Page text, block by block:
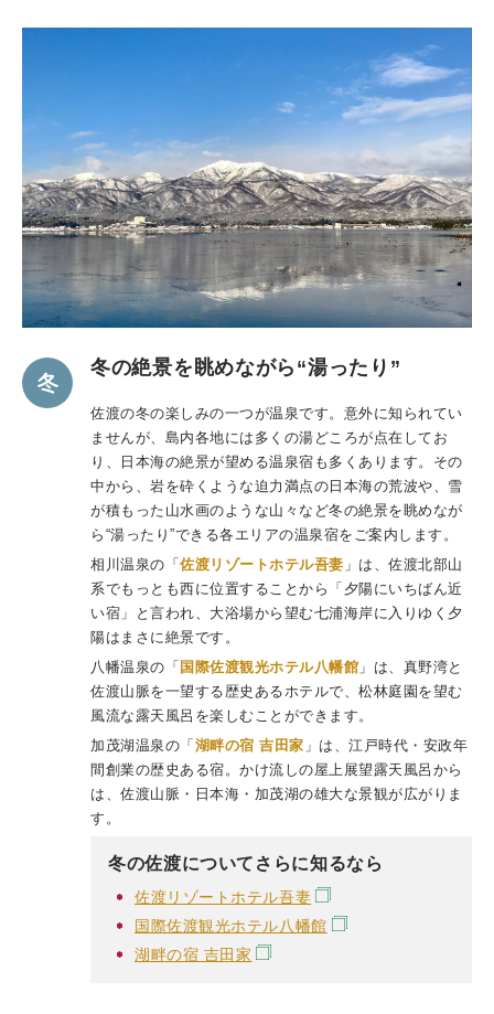
冬の絶景を眺めながら“湯ったり”
佐渡の冬の楽しみの一つが温泉です。意外に知られてい
ませんが、島内各地には多くの湯どころが点在してお
り、日本海の絶景が望める温泉宿も多くあります。その
中から、岩を砕くような迫力満点の日本海の荒波や、雪
が積もった山水画のような山々など冬の絶景を眺めなが
ら“湯ったり”できる各エリアの温泉宿をご案内します。
相川温泉の「佐渡リゾートホテル吾妻 」は、佐渡北部山
系でもっとも西に位置することから「夕陽にいちばん近
い宿」と言われ、大浴場から望む七浦海岸に入りゆく夕
陽はまさに絶景です。
八幡温泉の「 国際佐渡観光ホテル八幡館 」は、真野湾と
佐渡山脈を一望する歴史あるホテルで、松林庭園を望む
風流な露天風呂を楽しむことができます。
加茂湖温泉の「 湖畔の宿 吉田家 」は、江戸時代・安政年
間創業の歴史ある宿。かけ流しの屋上展望露天風呂から
は、佐渡山脈・日本海・加茂湖の雄大な景観が広がりま
す。
冬の佐渡についてさらに知るなら
佐渡リゾートホテル吾妻
国際佐渡観光ホテル八幡館
湖畔の宿 吉田家